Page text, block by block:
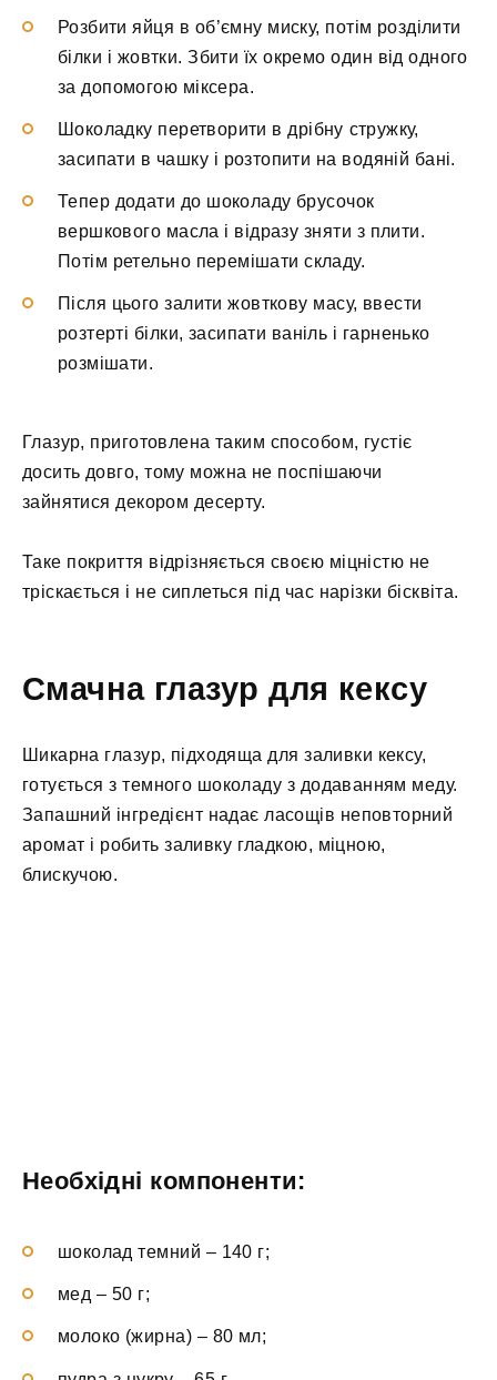
Розбити яйця в об’ємну миску, потім розділити
білки і жовтки. Збити їх окремо один від одного
за допомогою міксера.
Шоколадку перетворити в дрібну стружку,
засипати в чашку і розтопити на водяній бані.
Тепер додати до шоколаду брусочок
вершкового масла і відразу зняти з плити.
Потім ретельно перемішати складу.
Після цього залити жовткову масу, ввести
розтерті білки, засипати ваніль і гарненько
розмішати.
Глазур, приготовлена таким способом, густіє
досить довго, тому можна не поспішаючи
зайнятися декором десерту.
Таке покриття відрізняється своєю міцністю не
тріскається і не сиплеться під час нарізки бісквіта.
Смачна глазур для кексу
Шикарна глазур, підходяща для заливки кексу,
готується з темного шоколаду з додаванням меду.
Запашний інгредієнт надає ласощів неповторний
аромат і робить заливку гладкою, міцною,
блискучою.
Необхідні компоненти:
шоколад темний – 140 г;
мед – 50 г;
молоко (жирна) – 80 мл;